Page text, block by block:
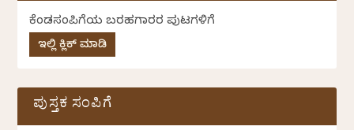
ಕೆಂಡಸಂಪಿಗೆಯ ಬರಹಗಾರರ ಪುಟಗಳಿಗೆ
ಇಲ್ಲಿ ಕ್ಲಿಕ್ ಮಾಡಿ
ಪುಸ್ತಕ ಸಂಪಿಗೆ